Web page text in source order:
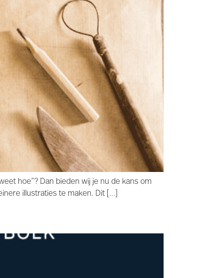
hoe”? Dan bieden wij je nu de kans om
illustraties te maken. Dit […]